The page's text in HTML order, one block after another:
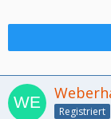
Registriert